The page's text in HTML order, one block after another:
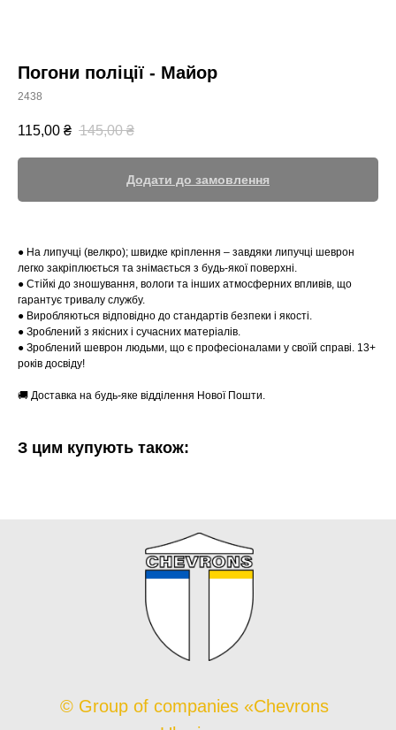
Погони поліції - Майор
2438
115,00 ₴ 145,00 ₴
Додати до замовлення
● На липучці (велкро); швидке кріплення – завдяки липучці шеврон
легко закріплюється та знімається з будь-якої поверхні.
● Стійкі до зношування, вологи та інших атмосферних впливів, що
гарантує тривалу службу.
● Виробляються відповідно до стандартів безпеки і якості.
● Зроблений з якісних і сучасних матеріалів.
● Зроблений шеврон людьми, що є професіоналами у своїй справі. 13+
років досвіду!
🚚 Доставка на будь-яке відділення Нової Пошти.
З цим купують також:
© Group of companies «Chevrons